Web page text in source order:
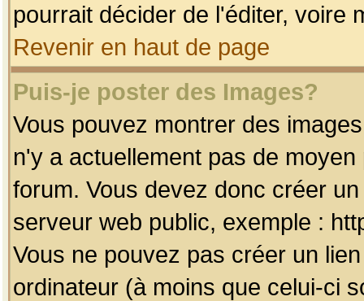
pourrait décider de l'éditer, voire
Revenir en haut de page
Puis-je poster des Images?
Vous pouvez montrer des
n'y a actuellement pas de
forum. Vous devez donc créer
serveur web public, exemple :
Vous ne pouvez pas créer un
ordinateur (à moins que celui-ci